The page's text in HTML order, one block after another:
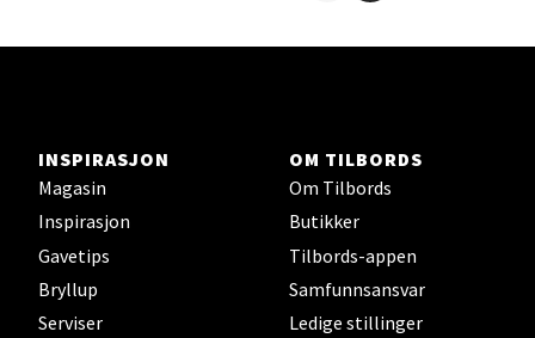
INSPIRASJON
Magasin
Inspirasjon
Gavetips
Bryllup
Serviser
OM TILBORDS
Om Tilbords
Butikker
Tilbords-appen
Samfunnsansvar
Ledige stillinger
Åpent i dag 10-21
Sortland - Sortland Storsenter
Strangata 26, 8400 Sortland